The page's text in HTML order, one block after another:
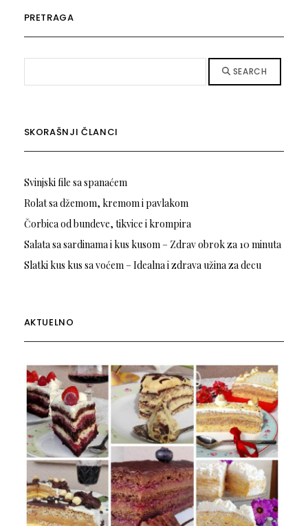
PRETRAGA
SEARCH
SKORAŠNJI ČLANCI
Svinjski file sa spanaćem
Rolat sa džemom, kremom i pavlakom
Čorbica od bundeve, tikvice i krompira
Salata sa sardinama i kus kusom – Zdrav obrok za 10 minuta
Slatki kus kus sa voćem – Idealna i zdrava užina za decu
AKTUELNO